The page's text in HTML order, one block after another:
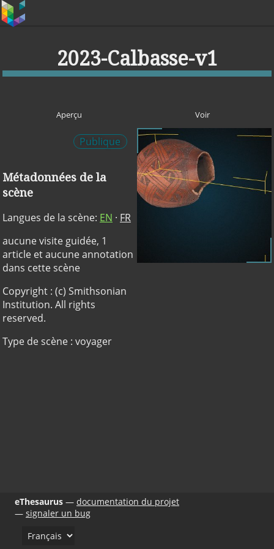
2023-Calbasse-v1
Aperçu Voir
Publique
Métadonnées de la
scène
Langues de la scène: EN · FR
aucune visite guidée, 1
article et aucune annotation
dans cette scène
Copyright : (c) Smithsonian
Institution. All rights
reserved.
Type de scène : voyager
eThesaurus
documentation du projet
signaler un bug